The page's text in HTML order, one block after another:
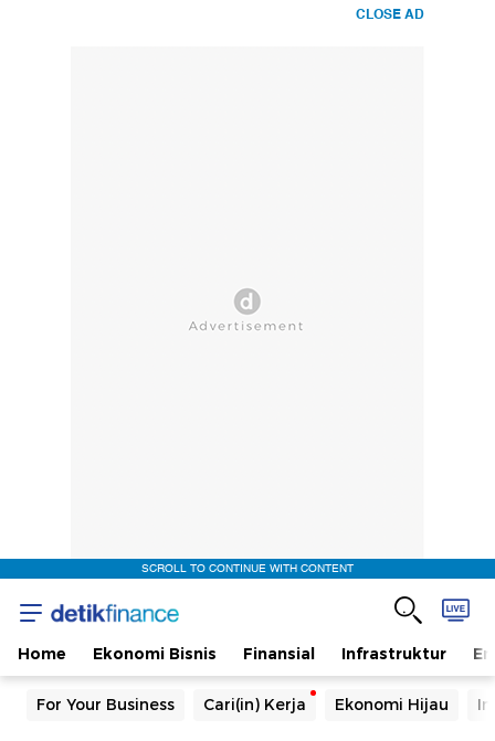
CLOSE AD
SCROLL TO CONTINUE WITH CONTENT
Home Ekonomi Bisnis Finansial Infrastruktur
For Your Business Cari(in) Kerja Ekonomi Hijau